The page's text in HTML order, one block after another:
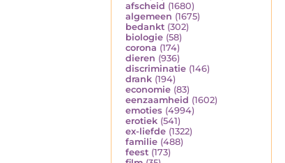
afscheid (1680)
algemeen (1675)
bedankt (302)
biologie (58)
corona (174)
dieren (936)
discriminatie (146)
drank (194)
economie (83)
eenzaamheid (1602)
emoties (4994)
erotiek (541)
ex-liefde (1322)
familie (488)
feest (173)